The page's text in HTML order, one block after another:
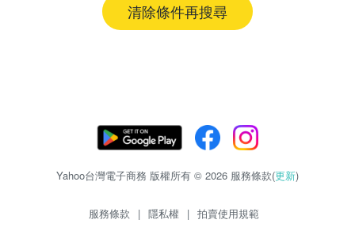
清除條件再搜尋
Yahoo台灣電子商務 版權所有 © 2026 服務條款(更新)
服務條款 | 隱私權 | 拍賣使用規範